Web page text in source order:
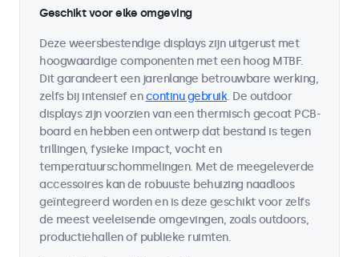
Geschikt voor elke omgeving
Deze weersbestendige displays zijn uitgerust met
hoogwaardige componenten met een hoog MTBF.
Dit garandeert een jarenlange betrouwbare werking,
zelfs bij intensief encontinu gebruik. De outdoor
displays zijn voorzien van een thermisch gecoat PCB-
board en hebben een ontwerp dat bestand is tegen
trillingen, fysieke impact, vocht en
temperatuurschommelingen. Met de meegeleverde
accessoires kan de robuuste behuizing naadloos
geïntegreerd worden en is deze geschikt voor zelfs
de meest veeleisende omgevingen, zoals outdoors,
productiehallen of publieke ruimten.